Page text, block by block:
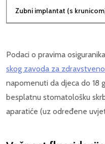
Zubni implantat (s
Podaci o pravima
skog zavoda za
napomenuti da djeca do 18
besplatnu stomatološku
aparatiće (uz određene